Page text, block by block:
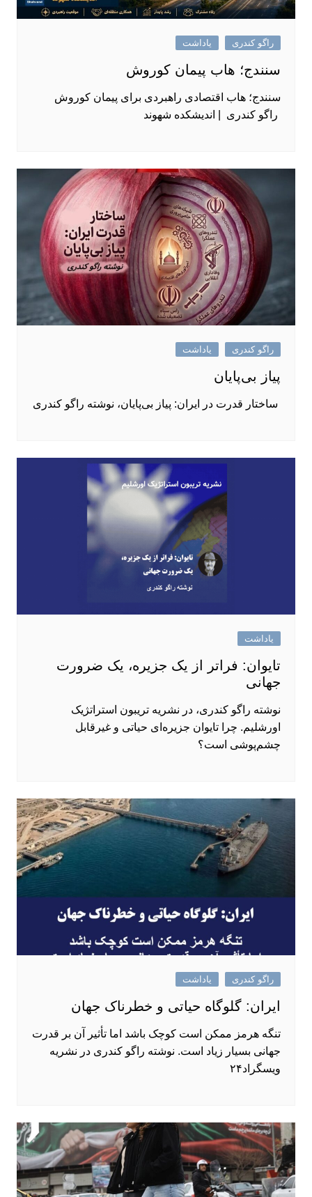
راگو کندری یاداشت
سنندج؛ هاب پیمان کوروش
سنندج؛ هاب اقتصادی راهبردی برای پیمان کوروش
راگو کندری | اندیشکده شهوند
راگو کندری یاداشت
پیاز بی‌پایان
ساختار قدرت در ایران: پیاز بی‌پایان، نوشته راگو کندری
یاداشت
تایوان: فراتر از یک جزیره، یک ضرورت
جهانی
نوشته راگو کندری، در نشریه تریبون استراتژیک
اورشلیم. چرا تایوان جزیره‌ای حیاتی و غیرقابل
چشم‌پوشی است؟
راگو کندری یاداشت
ایران: گلوگاه حیاتی و خطرناک جهان
تنگه هرمز ممکن است کوچک باشد اما تأثیر آن بر قدرت
جهانی بسیار زیاد است. نوشته راگو کندری در نشریه
ویسگراد۲۴